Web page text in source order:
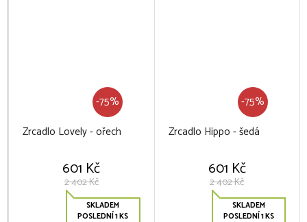
-75%
Zrcadlo Lovely - ořech
601 Kč
2 402 Kč
SKLADEM
POSLEDNÍ 1 KS
-75%
Zrcadlo Hippo - šedá
601 Kč
2 402 Kč
SKLADEM
POSLEDNÍ 1 KS